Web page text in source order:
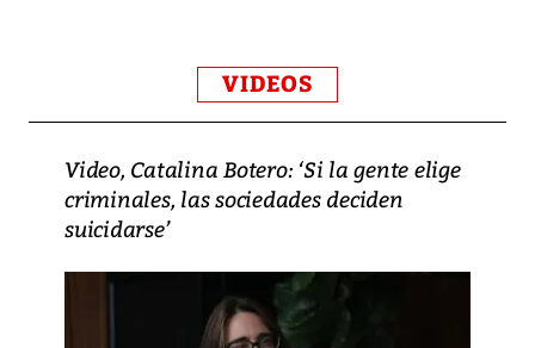
VIDEOS
Video, Catalina Botero: ‘Si la gente elige
criminales, las sociedades deciden
suicidarse’